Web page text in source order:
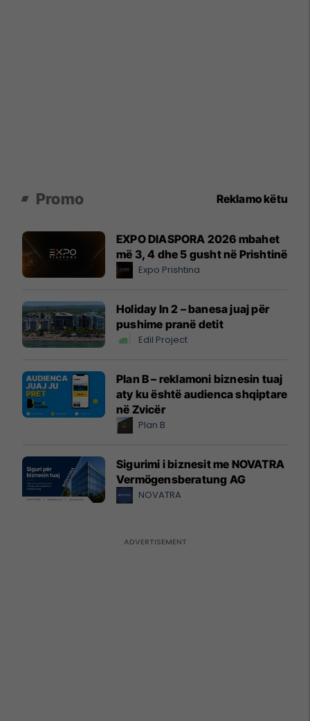
Promo Reklamo këtu
EXPO DIASPORA 2026 mbahet
më 3, 4 dhe 5 gusht në Prishtinë
Expo Prishtina
Holiday In 2 – banesa juaj për
pushime pranë detit
Edil Project
Plan B – reklamoni biznesin tuaj
aty ku është audienca shqiptare
në Zvicër
Plan B
Sigurimi i biznesit me NOVATRA
Vermögensberatung AG
NOVATRA